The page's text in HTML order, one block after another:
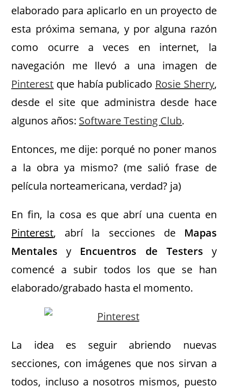
elaborado para aplicarlo en un proyecto de
esta próxima semana, y por alguna razón
como ocurre a veces en internet, la
navegación me llevó a una imagen de
Pinterest que había publicado Rosie Sherry,
desde el site que administra desde hace
algunos años: Software Testing Club.
Entonces, me dije: porqué no poner manos
a la obra ya mismo? (me salió frase de
película norteamericana, verdad? ja)
En fin, la cosa es que abrí una cuenta en
Pinterest, abrí la secciones de Mapas
Mentalesy Encuentros de Testers y
comencé a subir todos los que se han
elaborado/grabado hasta el momento.
La idea es seguir abriendo nuevas
secciones, con imágenes que nos sirvan a
todos, incluso a nosotros mismos, puesto